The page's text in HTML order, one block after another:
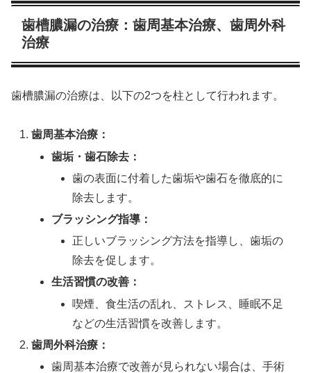
歯槽膿漏の治療：歯周基本治療、歯周外科
治療
歯槽膿漏の治療は、以下の2つを柱として行われます。
歯周基本治療：
歯垢・歯石除去：
歯の表面に付着した歯垢や歯石を徹底的に
除去します。
ブラッシング指導：
正しいブラッシング方法を指導し、歯垢の
除去を促します。
生活習慣の改善：
喫煙、食生活の乱れ、ストレス、睡眠不足
などの生活習慣を改善します。
歯周外科治療：
歯周基本治療で改善が見られない場合は、手術